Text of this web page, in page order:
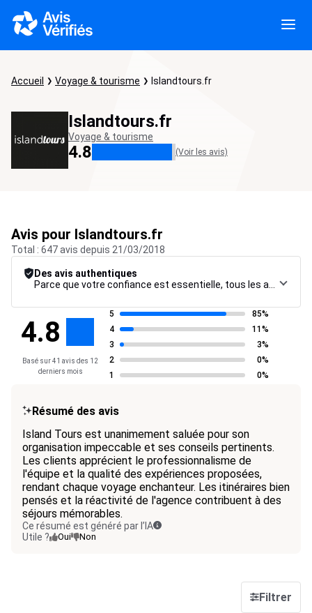
Accueil Voyage & tourisme Islandtours.fr
Islandtours.fr
Voyage & tourisme
4.8 (Voir les avis)
Avis pour Islandtours.fr
Total : 647 avis depuis 21/03/2018
Des avis authentiques
4.8
Basé sur 41 avis des 12
derniers mois
5
85%
4
11%
3
3%
2
0%
1
0%
Résumé des avis
Island Tours est unanimement saluée pour son
organisation impeccable et ses conseils pertinents.
Les clients apprécient le professionnalisme de
l'équipe et la qualité des expériences proposées,
rendant chaque voyage enchanteur. Les itinéraires bien
pensés et la réactivité de l'agence contribuent à des
séjours mémorables.
Ce résumé est généré par l’IA
Utile ?
Oui Non
Filtrer